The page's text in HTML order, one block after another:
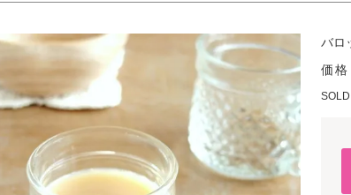
バロ
価